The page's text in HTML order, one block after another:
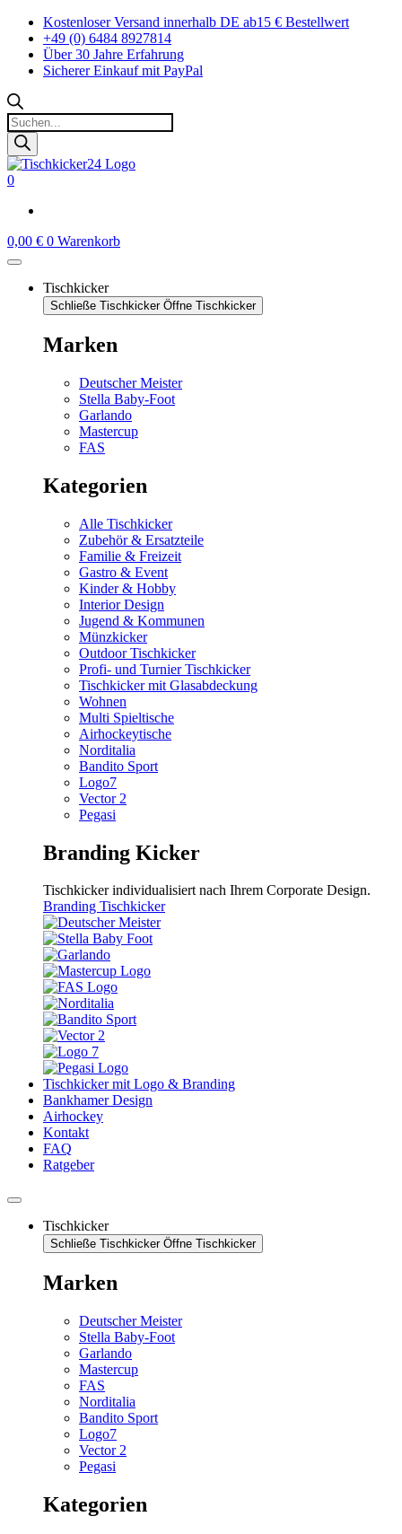
Zum
Inhalt
springen
Kostenloser Versand innerhalb DE ab15 € Bestellwert
+49 (0) 6484 8927814
Über 30 Jahre Erfahrung
Sicherer Einkauf mit PayPal
Products
search
0
0,00 € 0 Warenkorb
Tischkicker
Schließe Tischkicker Öffne Tischkicker
Marken
Deutscher Meister
Stella Baby-Foot
Garlando
Mastercup
FAS
Kategorien
Alle Tischkicker
Zubehör & Ersatzteile
Familie & Freizeit
Gastro & Event
Kinder & Hobby
Interior Design
Jugend & Kommunen
Münzkicker
Outdoor Tischkicker
Profi- und Turnier Tischkicker
Tischkicker mit Glasabdeckung
Wohnen
Multi Spieltische
Airhockeytische
Norditalia
Bandito Sport
Logo7
Vector 2
Pegasi
Branding Kicker
Tischkicker individualisiert nach Ihrem Corporate Design.
Branding Tischkicker
Tischkicker mit Logo & Branding
Bankhamer Design
Airhockey
Kontakt
FAQ
Ratgeber
Tischkicker
Schließe Tischkicker Öffne Tischkicker
Marken
Deutscher Meister
Stella Baby-Foot
Garlando
Mastercup
FAS
Norditalia
Bandito Sport
Logo7
Vector 2
Pegasi
Kategorien